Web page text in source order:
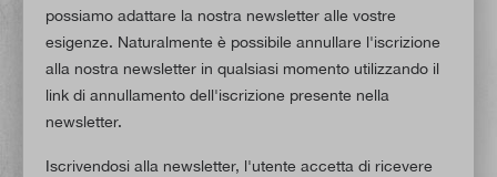
possiamo adattare la nostra newsletter alle vostre
esigenze. Naturalmente è possibile annullare l'iscrizione
alla nostra newsletter in qualsiasi momento utilizzando il
link di annullamento dell'iscrizione presente nella
newsletter.
Iscrivendosi alla newsletter, l'utente accetta di ricevere